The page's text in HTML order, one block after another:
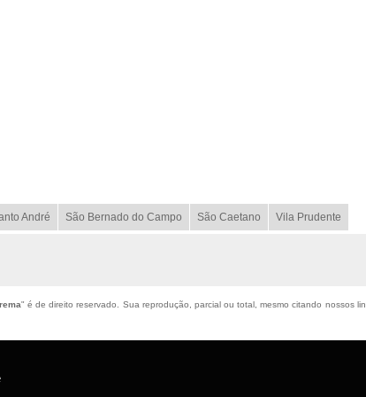
André São Bernado do Campo São Caetano Vila Prudente
" é de direito reservado. Sua reprodução, parcial ou total, mesmo citando nossos